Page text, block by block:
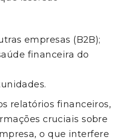
empresas (B2B);
financeira do
relatórios financeiros,
cruciais sobre
o que interfere